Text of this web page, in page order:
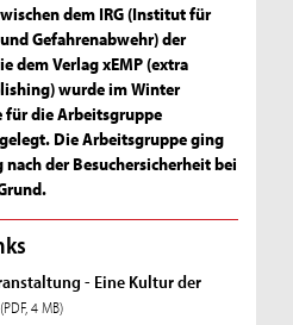
dem IRG (Institut für
Gefahrenabwehr) der
dem Verlag xEMP (extra
wurde im Winter
für die Arbeitsgruppe
Die Arbeitsgruppe ging
der Besuchersicherheit bei
- Eine Kultur der
(PDF, 4 MB)